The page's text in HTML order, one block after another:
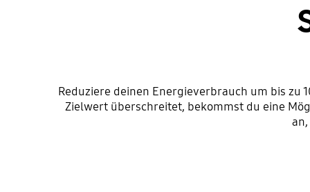
Reduziere deinen Energieverbrauch um bis
Zielwert überschreitet, bekommst du eine